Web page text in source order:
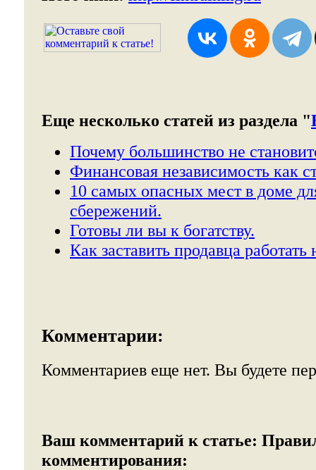
Еще несколько статей из раздела "
Почему большинство не
Финансовая независимость как
10 самых опасных мест в доме
сбережений.
Готовы ли вы к богатству.
Как заставить продавца работать
Комментарии:
Комментариев еще нет. Вы будете
Ваш комментарий к статье:
комментирования: